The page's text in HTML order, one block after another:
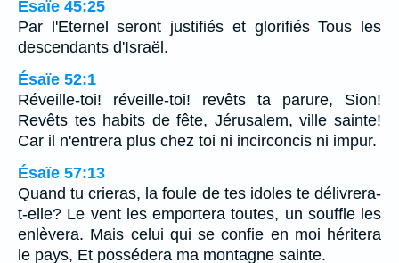
Ésaïe 45:25
Par l'Eternel seront justifiés et glorifiés Tous les
descendants d'Israël.
Ésaïe 52:1
Réveille-toi! réveille-toi! revêts ta parure, Sion!
Revêts tes habits de fête, Jérusalem, ville sainte!
Car il n'entrera plus chez toi ni incirconcis ni impur.
Ésaïe 57:13
Quand tu crieras, la foule de tes idoles te délivrera-
t-elle? Le vent les emportera toutes, un souffle les
enlèvera. Mais celui qui se confie en moi héritera
le pays, Et possédera ma montagne sainte.